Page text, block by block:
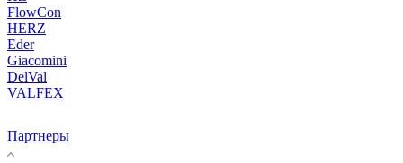
FlowCon
HERZ
Eder
Giacomini
DelVal
VALFEX
Партнеры